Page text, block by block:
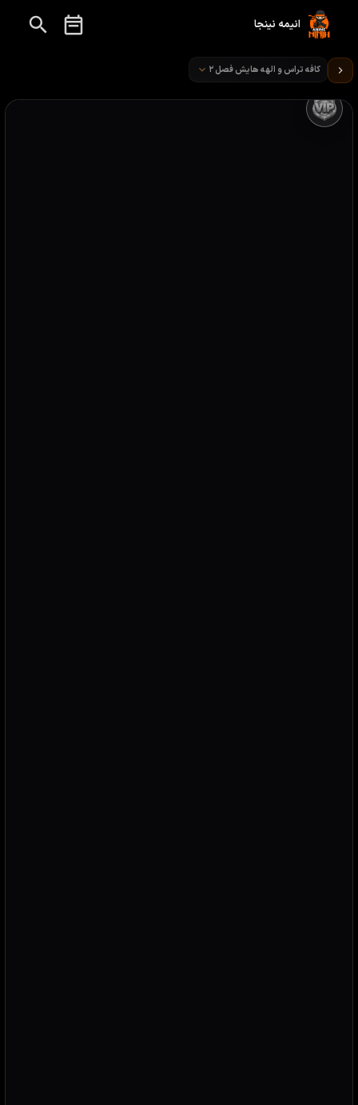
انیمه نینجا
تماشای انیمه کافه تراس و الهه‌ هایش قسمت 5
کافه تراس و الهه‌ هایش فصل ۲